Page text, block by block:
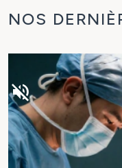
volume_off
NOS